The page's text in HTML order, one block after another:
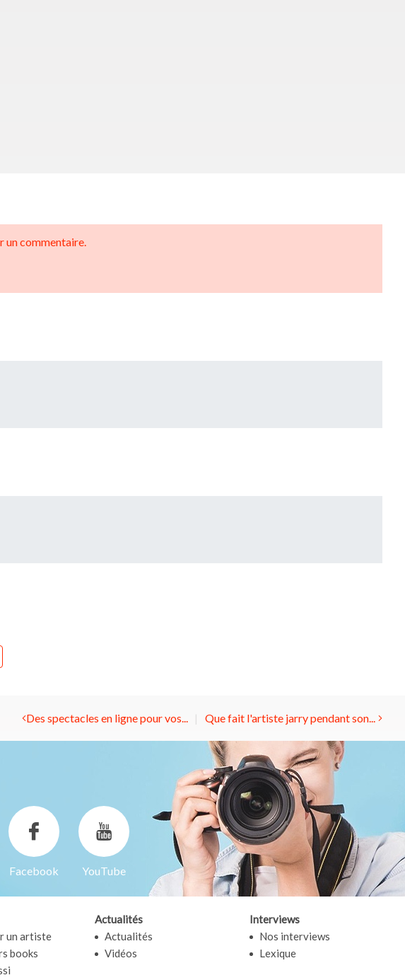
un commentaire.
Des spectacles en ligne pour vos... Que fait l'artiste jarry pendant son...
Facebook YouTube
un artiste
books
Actualités
Actualités
Vidéos
Interviews
Nos interviews
Lexique